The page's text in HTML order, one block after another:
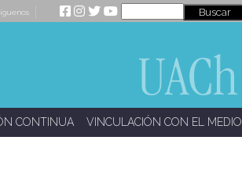
CONTINUA VINCULACIÓN CON EL MEDIO